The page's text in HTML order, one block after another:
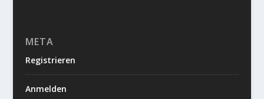
META
Registrieren
Anmelden